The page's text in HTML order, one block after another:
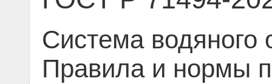
Система водяного
Правила и нормы